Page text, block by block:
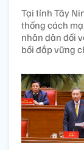
Tại tỉnh Tây
thống cách
nhân dân đối
bồi đắp vững